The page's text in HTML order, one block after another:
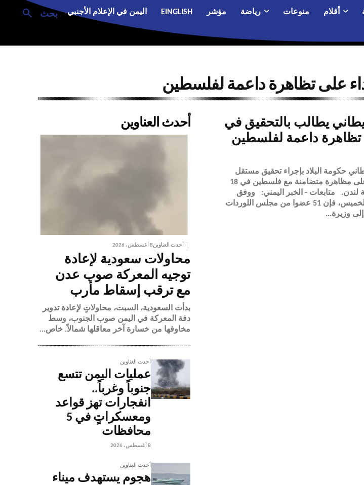
بحث أقلام منوعات رياضة مؤشر EINGLISH اليمن في الإعلام الأجنبي
على تظاهرة داعمة لفلسطين
يطالب بالتحقيق في
تظاهرة داعمة لفلسطين
حكومة البلاد بإجراء تحقيق مستقل
باعتداءات الشرطة على مظاهرة متضامنة مع فلسطين في 18
يناير الجاري بالعاصمة لندن. متابعات - الخبر اليمني: ووفق
وسائل إعلام، أمس الخميس، فإن 51 عضوا من مجلس اللوردات
وزيرة...
أحدث العناوين
أحدث العناوين8 أغسطس، 2026
محاولات سعودية لإعادة
توجيه المعركة صوب عدن
مع ترقب إسقاط مأرب
بدأت السعودية، السبت، محاولاتٍ لإعادة تدوير
دفة المعركة في اليمن صوب الجنوب، وسط
مخاوفها من خسارة آخر معاقلها شمالاً. خاص...
أحدث العناوين
عمليات اليمن تتسع
جنوباً وغرباً..
انفجارات تهز قواعد
ومعسكراتٍ في 5
محافظات
8 أغسطس، 2026
أحدث العناوين
هجوم يستهدف ميناء